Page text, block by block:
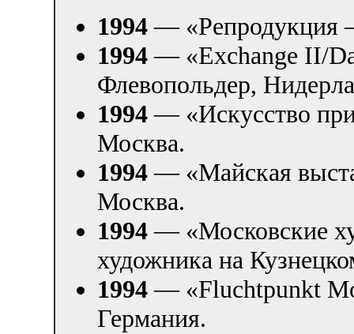
1994— «Репродукция
1994— «Exchange II/
Флевопольдер,
1994— «Искусство
Москва.
1994— «Майская
Москва.
1994— «Московские
художника на
1994— «Fluchtpunkt
Германия.